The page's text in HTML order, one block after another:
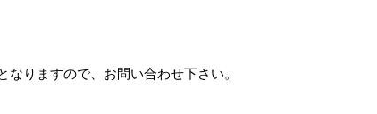
りますので、お問い合わせ下さい。